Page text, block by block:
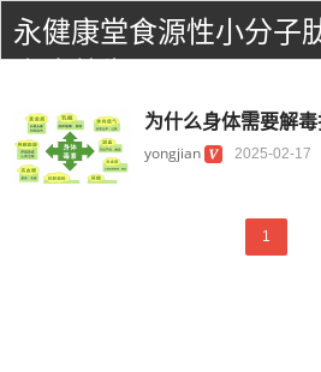
永健康堂食源性小分子
为什么身体需要解
yongjian 2025-02-17
1